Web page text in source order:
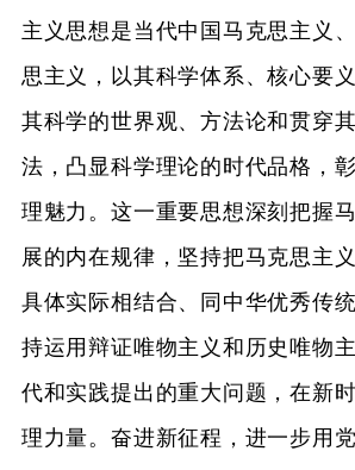
主义思想是当代中国马克思主义
思主义，以其科学体系、核心要
其科学的世界观、方法论和贯穿
法，凸显科学理论的时代品格，
理魅力。这一重要思想深刻把握
展的内在规律，坚持把马克思主
具体实际相结合、同中华优秀传
持运用辩证唯物主义和历史唯物
代和实践提出的重大问题，在新
理力量。奋进新征程，进一步用